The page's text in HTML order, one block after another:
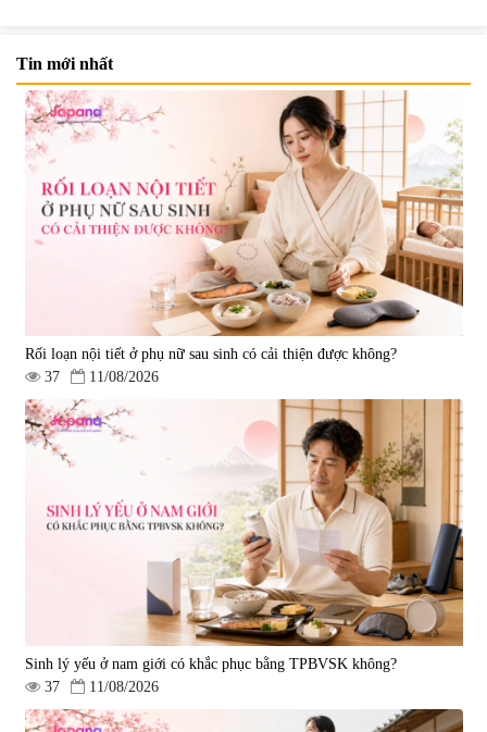
Mặt Nạ Nichiei Bussan Nano
NMN+ 3D Face Mask Luxury (8
miếng)
0
1.890.000 đ
Viên uống bổ não Ribeto Shoji
Ichoha Ekisu Plus - 90 viên
|57.920
1.450.000 đ
Viên uống hỗ trợ tăng cường
sinh lý nam Fujina Monster Shot
880.000 đ
Viên uống chống lão hóa, tăng
sức khỏe Yangmiwa NMN 60
viên
|42.588
5.500.000 đ
Tin mới nhất
Rối loạn nội tiết ở phụ nữ sau sinh có cải thiện được không?
37
11/08/2026
Sinh lý yếu ở nam giới có khắc phục bằng TPBVSK không?
37
11/08/2026